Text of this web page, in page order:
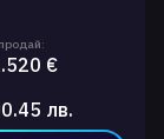
€
лв.